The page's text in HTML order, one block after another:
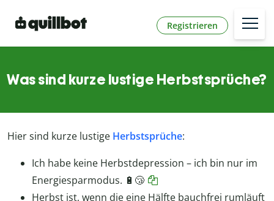
Registrieren
Was sind kurze lustige Herbstsprüche?
Hier sind kurze lustige Herbstsprüche:
Ich habe keine Herbstdepression – ich bin nur im
Energiesparmodus. 🔋😴
Herbst ist, wenn die eine Hälfte bauchfrei rumläuft